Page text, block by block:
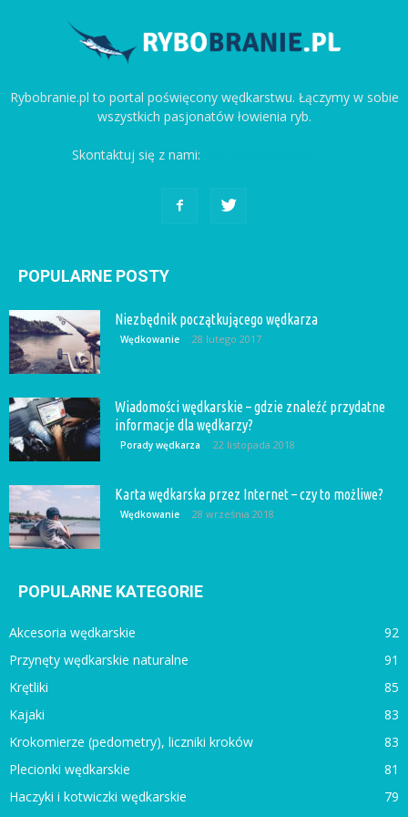
Rybobranie.pl to portal poświęcony wędkarstwu. Łączymy w sobie
wszystkich pasjonatów łowienia ryb.
Skontaktuj się z nami:
POPULARNE POSTY
Niezbędnik początkującego wędkarza
Wędkowanie 28 lutego 2017
Wiadomości wędkarskie – gdzie znaleźć przydatne
informacje dla wędkarzy?
Porady wędkarza 22 listopada 2018
Karta wędkarska przez Internet – czy to możliwe?
Wędkowanie 28 września 2018
POPULARNE KATEGORIE
Akcesoria wędkarskie
92
Przynęty wędkarskie naturalne
91
Krętliki
85
Kajaki
83
Krokomierze (pedometry), liczniki kroków
83
Plecionki wędkarskie
81
Haczyki i kotwiczki wędkarskie
79